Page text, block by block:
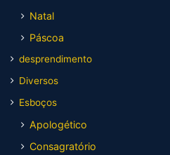
Natal
Páscoa
desprendimento
Diversos
Esboços
Apologético
Consagratório